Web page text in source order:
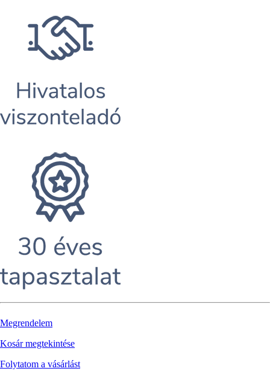
Megrendelem
Kosár megtekintése
Folytatom a vásárlást